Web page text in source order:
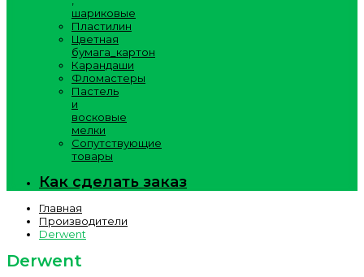
шариковые
Пластилин
Цветная
бумага_картон
Карандаши
Фломастеры
Пастель
и
восковые
мелки
Сопутствующие
товары
Как сделать заказ
Главная
Производители
Derwent
Derwent